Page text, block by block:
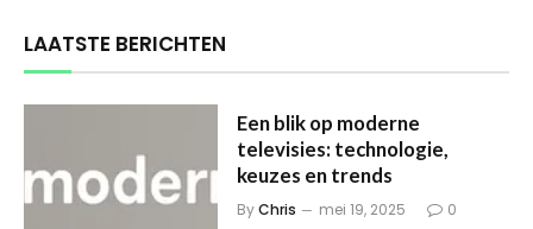
LAATSTE BERICHTEN
Een blik op moderne
televisies: technologie,
keuzes en trends
ByChris mei 19, 2025 0